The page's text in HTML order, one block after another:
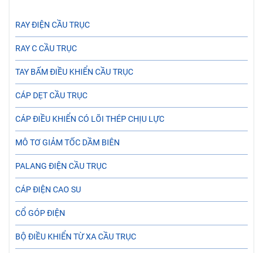
RAY ĐIỆN CẦU TRỤC
RAY C CẦU TRỤC
TAY BẤM ĐIỀU KHIỂN CẦU TRỤC
CÁP DẸT CẦU TRỤC
CÁP ĐIỀU KHIỂN CÓ LÕI THÉP CHỊU LỰC
MÔ TƠ GIẢM TỐC DẦM BIÊN
PALANG ĐIỆN CẦU TRỤC
CÁP ĐIỆN CAO SU
CỔ GÓP ĐIỆN
BỘ ĐIỀU KHIỂN TỪ XA CẦU TRỤC